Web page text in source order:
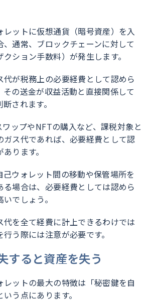
レットに仮想通貨（暗号資産）を入
通常、ブロックチェーンに対して
ション手数料）が発生します。
代が税務上の必要経費として認めら
その送金が収益活動と直接関係して
されます。
ップやNFTの購入など、課税対象と
ガス代であれば、必要経費として認
ります。
己ウォレット間の移動や保管場所を
場合は、必要経費としては認めら
でしょう。
代を全て経費に計上できるわけでは
う際には注意が必要です。
すると資産を失う
レットの最大の特徴は「秘密鍵を自
う点にあります。